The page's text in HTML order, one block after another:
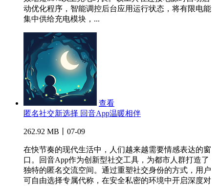
动优化程序，智能调控后台应用运行状态，将有限电能
集中供给充电模块，...
查看
匿名社交新选择 回音App温暖相伴
262.92 MB丨07-09
在快节奏的现代生活中，人们越来越需要情感表达的窗
口。回音App作为创新型社交工具，为都市人群打造了
独特的匿名交流空间。通过重塑社交身份的方式，用户
可自由选择专属代称，在安全私密的环境中开启深度对